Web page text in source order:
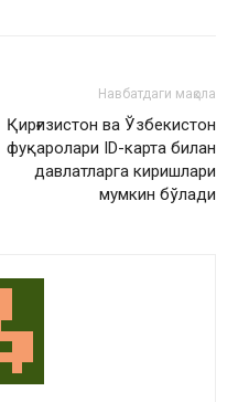
Навбатдаги мақола
Қирғизистон ва Ўзбекистон
фуқаролари ID-карта билан
давлатларга киришлари
мумкин бўлади